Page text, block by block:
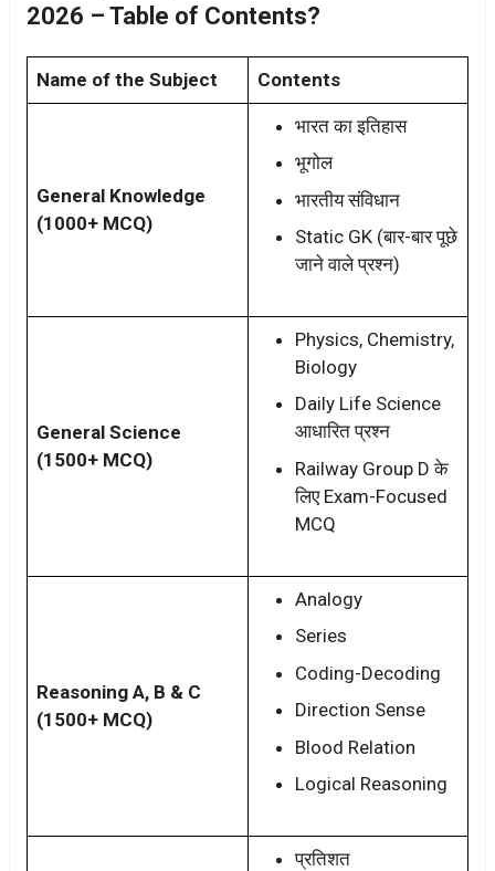
2026 – Table of Contents?
Name of the Subject Contents
General Knowledge
(1000+ MCQ)
भारत का इतिहास
भूगोल
भारतीय संविधान
Static GK (बार-बार पूछे
जाने वाले प्रश्न)
General Science
(1500+ MCQ)
Physics, Chemistry,
Biology
Daily Life Science
आधारित प्रश्न
Railway Group D के
लिए Exam-Focused
MCQ
Reasoning A, B & C
(1500+ MCQ)
Analogy
Series
Coding-Decoding
Direction Sense
Blood Relation
Logical Reasoning
प्रतिशत